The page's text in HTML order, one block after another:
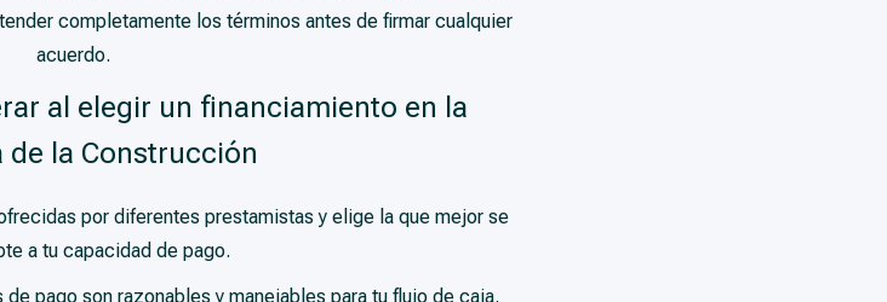
completamente los términos antes de firmar cualquier
acuerdo.
al elegir un financiamiento en la
de la Construcción
por diferentes prestamistas y elige la que mejor se
a tu capacidad de pago.
de pago son razonables y manejables para tu flujo de caja.